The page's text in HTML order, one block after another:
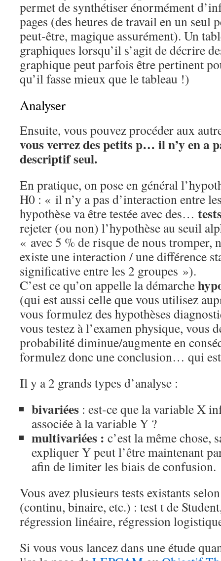
permet de synthétiser énormément
pages (des heures de travail en un seul
peut-être, magique assurément). Un
graphiques lorsqu’il s’agit de décrire
graphique peut parfois être pertinent
qu’il fasse mieux que le tableau !)
Analyser
Ensuite, vous pouvez procéder aux
vous verrez des petits p… il n’y en a
descriptif seul.
En pratique, on pose en général
H0 : « il n’y a pas d’interaction entre
hypothèse va être testée avec des…
rejeter (ou non) l’hypothèse au seuil
« avec 5 % de risque de nous tromper,
existe une interaction / une différence
significative entre les 2 groupes »).
C’est ce qu’on appelle la démarche
(qui est aussi celle que vous utilisez
vous formulez des hypothèses
vous testez à l’examen physique, vous
probabilité diminue/augmente en
formulez donc une conclusion… qui
Il y a 2 grands types d’analyse :
bivariées : est-ce que la variable X
associée à la variable Y ?
multivariées : c’est la même chose,
expliquer Y peut l’être maintenant
afin de limiter les biais de confusion.
Vous avez plusieurs tests existants
(continu, binaire, etc.) : test t de
régression linéaire, régression
Si vous vous lancez dans une étude